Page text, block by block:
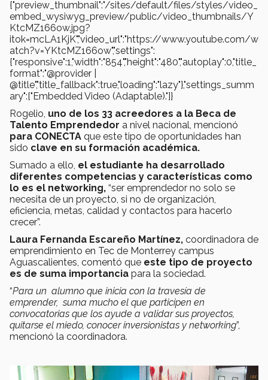
{"preview_thumbnail":"/sites/default/files/styles/video_
embed_wysiwyg_preview/public/video_thumbnails/Y
KtcMZ166ow.jpg?
itok=mcLA1KjK","video_url":"https://www.youtube.com/w
atch?v=YKtcMZ166ow","settings":
{"responsive":1,"width":"854","height":"480","autoplay":0,"title_
format":"@provider |
@title","title_fallback":true,"loading":"lazy"},"settings_summ
ary":["Embedded Video (Adaptable)."]}
Rogelio, uno de los 33 acreedores a la Beca de
Talento Emprendedor a nivel nacional, mencionó
para CONECTA que este tipo de oportunidades han
sido clave en su formación académica.
Sumado a ello, el estudiante ha desarrollado
diferentes competencias y características como
lo es el networking, “ser emprendedor no solo se
necesita de un proyecto, si no de organización,
eficiencia, metas, calidad y contactos para hacerlo
crecer”.
Laura Fernanda Escareño Martínez, coordinadora de
emprendimiento en Tec de Monterrey campus
Aguascalientes, comentó que este tipo de proyecto
es de suma importancia para la sociedad.
“Para un alumno que inicia con la travesía de
emprender, suma mucho el que participen en
convocatorias que los ayude a validar sus proyectos,
quitarse el miedo, conocer inversionistas y networking”,
mencionó la coordinadora.